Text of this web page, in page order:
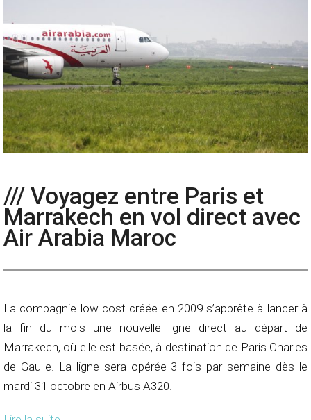
/// Voyagez entre Paris et
Marrakech en vol direct avec
Air Arabia Maroc
La compagnie low cost créée en 2009 s’apprête à lancer à
la fin du mois une nouvelle ligne direct au départ de
Marrakech, où elle est basée, à destination de Paris Charles
de Gaulle. La ligne sera opérée 3 fois par semaine dès le
mardi 31 octobre en Airbus A320.